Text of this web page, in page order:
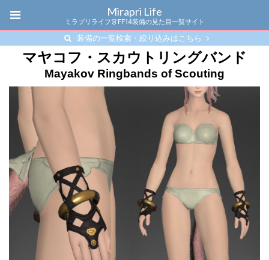
Mirapri Life
ミラプリライフ👗FF14装備の見た目一覧サイト
装備の一覧検索・絞り込みはこちら
マヤコフ・スカウトリングバンド
Mayakov Ringbands of Scouting